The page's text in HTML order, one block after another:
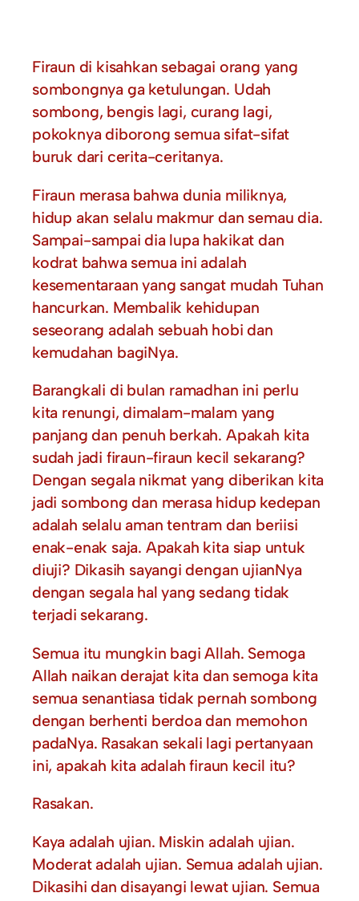
Firaun di kisahkan sebagai orang yang
sombongnya ga ketulungan. Udah
sombong, bengis lagi, curang lagi,
pokoknya diborong semua sifat-sifat
buruk dari cerita-ceritanya.
Firaun merasa bahwa dunia miliknya,
hidup akan selalu makmur dan semau dia.
Sampai-sampai dia lupa hakikat dan
kodrat bahwa semua ini adalah
kesementaraan yang sangat mudah Tuhan
hancurkan. Membalik kehidupan
seseorang adalah sebuah hobi dan
kemudahan bagiNya.
Barangkali di bulan ramadhan ini perlu
kita renungi, dimalam-malam yang
panjang dan penuh berkah. Apakah kita
sudah jadi firaun-firaun kecil sekarang?
Dengan segala nikmat yang diberikan kita
jadi sombong dan merasa hidup kedepan
adalah selalu aman tentram dan beriisi
enak-enak saja. Apakah kita siap untuk
diuji? Dikasih sayangi dengan ujianNya
dengan segala hal yang sedang tidak
terjadi sekarang.
Semua itu mungkin bagi Allah. Semoga
Allah naikan derajat kita dan semoga kita
semua senantiasa tidak pernah sombong
dengan berhenti berdoa dan memohon
padaNya. Rasakan sekali lagi pertanyaan
ini, apakah kita adalah firaun kecil itu?
Rasakan.
Kaya adalah ujian. Miskin adalah ujian.
Moderat adalah ujian. Semua adalah ujian.
Dikasihi dan disayangi lewat ujian. Semua